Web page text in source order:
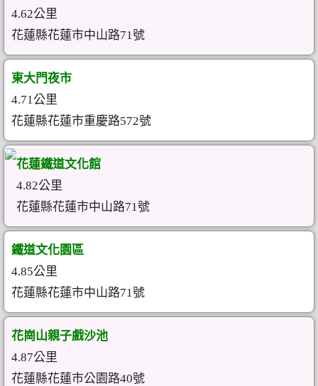
4.62公里
花蓮縣花蓮市中山路71號
東大門夜市
4.71公里
花蓮縣花蓮市重慶路572號
花蓮鐵道文化館
4.82公里
花蓮縣花蓮市中山路71號
鐵道文化園區
4.85公里
花蓮縣花蓮市中山路71號
花崗山親子戲沙池
4.87公里
花蓮縣花蓮市公園路40號